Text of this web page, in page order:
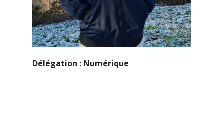
Délégation : Numérique